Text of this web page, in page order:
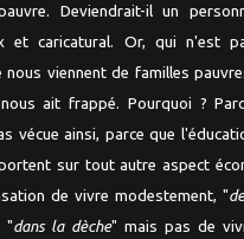
Deviendrait-il un
et caricatural. Or, qui n'est
nous viennent de familles
ait frappé. Pourquoi ?
vécue ainsi, parce que
sur tout autre aspect
de vivre modestement, "
"dans la dèche" mais pas de